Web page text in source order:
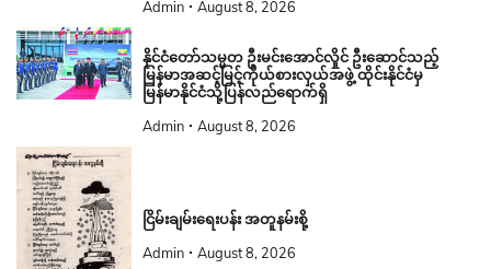
Admin August 8, 2026
နိုင်ငံတော်သမ္မတ ဦးမင်းအောင်လှိုင် ဦးဆောင်သည့်
မြန်မာအဆင့်မြင့်ကိုယ်စားလှယ်အဖွဲ့ ထိုင်းနိုင်ငံမှ
မြန်မာနိုင်ငံသို့ပြန်လည်ရောက်ရှိ
Admin August 8, 2026
ငြိမ်းချမ်းရေးပန်း အတူနမ်းစို့
Admin August 8, 2026